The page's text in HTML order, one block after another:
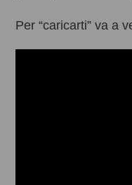
Per “caricarti” va a